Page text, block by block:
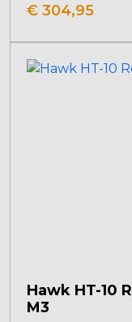
€ 304,95
Hawk HT-10
M3